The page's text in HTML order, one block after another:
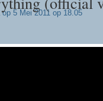
op 5 Mei 2011 op 18.05